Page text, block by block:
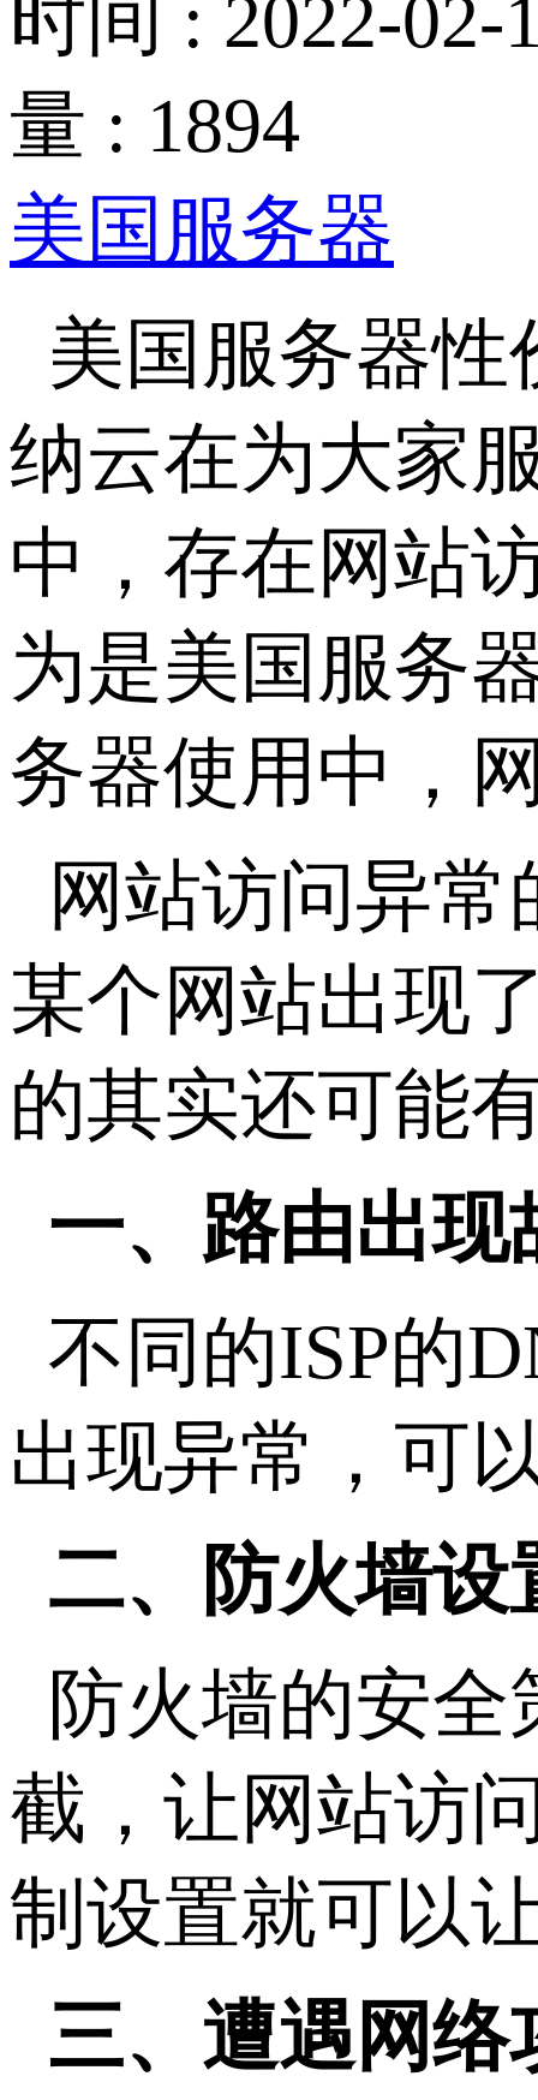
时间 : 2022-02-
量 : 1894
美国服务器
美国服务器
纳云在为大家
中，存在网站
为是美国服务
务器使用中，
网站访问异
某个网站出现
的其实还可能
一、路由出
不同的ISP的
出现异常，可
二、防火墙设
防火墙的安
截，让网站访
制设置就可以
三、遭遇网络